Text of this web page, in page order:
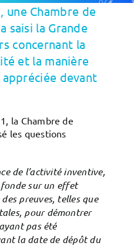
une Chambre de
saisi la Grande
concernant la
et la manière
devant
la Chambre de
les questions
de l’activité inventive,
sur un effet
preuves, telles que
pour démontrer
pas été
la date de dépôt du